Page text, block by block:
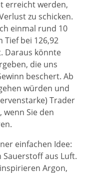
erreicht werden,
zu schicken.
einmal rund 10
bei 126,92
Daraus könnte
die uns
beschert. Ab
würden und
Trader
Sie den
einfachen Idee:
aus Luft.
Argon,